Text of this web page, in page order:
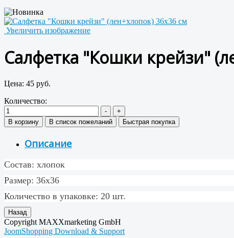
Увеличить изображение
Салфетка "Кошки крейзи"
Цена: 45 руб.
Количество:
Описание
Состав: хлопок
Размер: 36х36
Количество в упаковке: 20 шт.
Copyright MAXXmarketing GmbH
JoomShopping Download & Support